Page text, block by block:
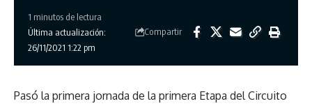
Última actualización:
26/11/2021 1:22 pm
1 minutos de lectura
Compartir
Pasó la primera jornada de la primera Etapa del Circuito